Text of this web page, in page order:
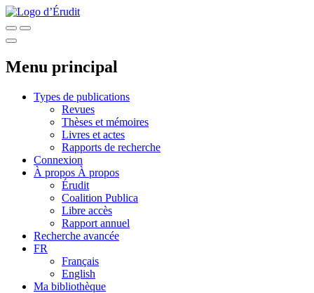
Menu principal
Types de publications
Revues
Thèses et mémoires
Livres et actes
Rapports de recherche
Connexion
À propos À propos
Érudit
Coalition Publica
Libre accès
Rapport annuel
Recherche avancée
FR
Français
English
Ma bibliothèque